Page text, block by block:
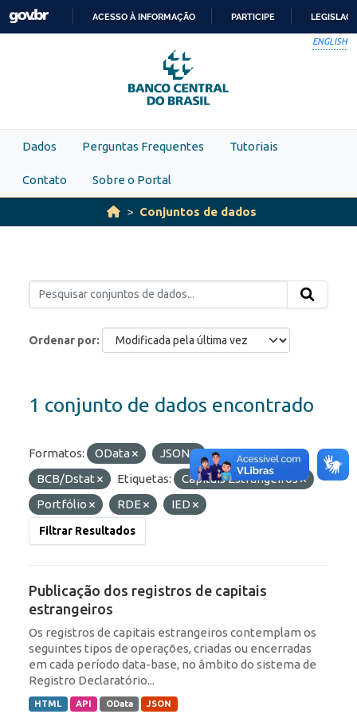
Skip to main content
PARA
O
CONTEÚDO
ACESSO À INFORMAÇÃO PARTICIPE
ENGLISH
Dados Perguntas Frequentes Tutoriais
Contato Sobre o Portal
Conjuntos de dados
Ordenar por
1 conjunto de dados encontrado
Formatos: OData JSON
Organizações:
BCB/Dstat
Etiquetas:
Capitais Estrangeiros
Portfólio
RDE IED
Filtrar Resultados
Publicação dos registros de capitais
estrangeiros
Os registros de capitais estrangeiros contemplam os
seguintes tipos de operações, criadas ou encerradas
em cada período data-base, no âmbito do sistema de
Registro Declaratório...
HTML API OData JSON